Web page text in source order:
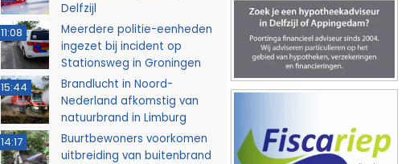
Delfzijl
11:08
Meerdere politie-eenheden
ingezet bij incident op
Stationsweg in Groningen
15:44
Brandlucht in Noord-
Nederland afkomstig van
natuurbrand in Limburg
14:17
Buurtbewoners voorkomen
uitbreiding van buitenbrand